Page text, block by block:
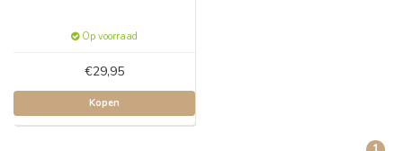
Op voorraad
€29,95
Kopen